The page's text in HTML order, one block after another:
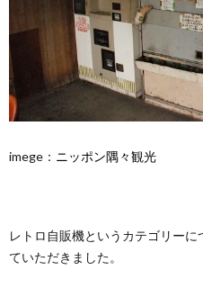
imege： ニッポン隅々観光
レトロ自販機というカテゴリー
ていただきました。